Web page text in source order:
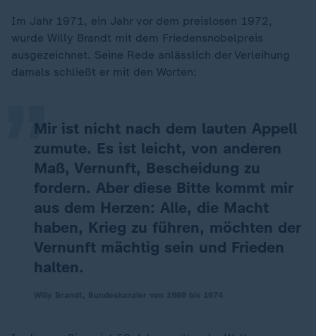
Im Jahr 1971, ein Jahr vor dem preislosen 1972,
wurde Willy Brandt mit dem Friedensnobelpreis
ausgezeichnet. Seine Rede anlässlich der Verleihung
damals schließt er mit den Worten:
Mir ist nicht nach dem lauten Appell
zumute. Es ist leicht, von anderen
Maß, Vernunft, Bescheidung zu
fordern. Aber diese Bitte kommt mir
aus dem Herzen: Alle, die Macht
haben, Krieg zu führen, möchten der
Vernunft mächtig sein und Frieden
halten.
„